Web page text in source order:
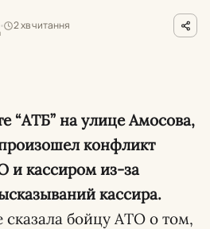
2 хв читання
“АТБ” на улице Амосова,
конфликт
и кассиром из-за
кассира.
бойцу АТО о том,